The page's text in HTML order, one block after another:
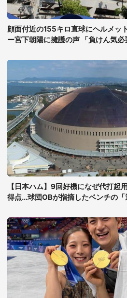
顔面付近の155キロ直球にヘルメッ
ー宮下朝陽に擁護の声 「負けん気
【日本ハム】9回好機になぜ代打起
得点...球団OBが指摘したベンチの「